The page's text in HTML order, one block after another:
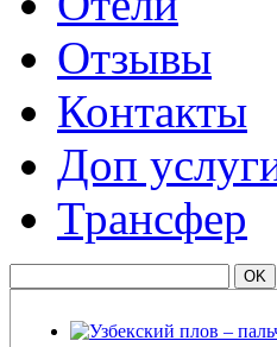
Отзывы
Контакты
Доп
Трансфер